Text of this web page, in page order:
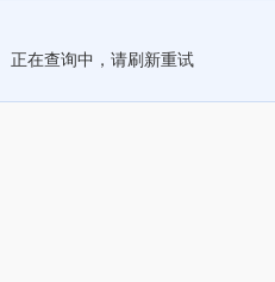
正在查询中，请刷新重试